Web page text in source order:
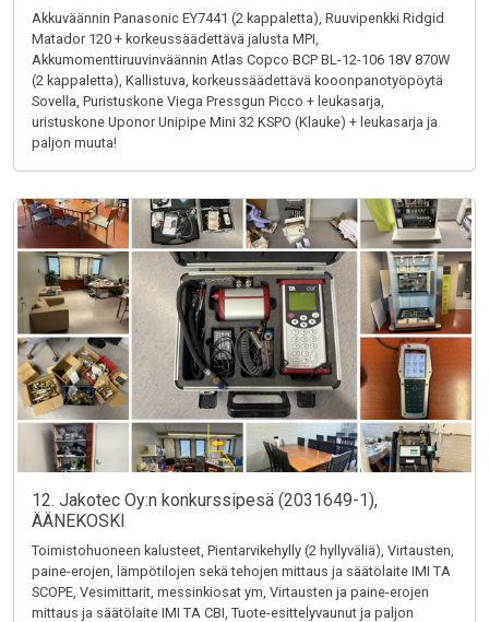
Akkuväännin Panasonic EY7441 (2 kappaletta), Ruuvipenkki Ridgid
Matador 120 + korkeussäädettävä jalusta MPI,
Akkumomenttiruuvinväännin Atlas Copco BCP BL-12-106 18V 870W
(2 kappaletta), Kallistuva, korkeussäädettävä kooonpanotyöpöytä
Sovella, Puristuskone Viega Pressgun Picco + leukasarja,
uristuskone Uponor Unipipe Mini 32 KSPO (Klauke) + leukasarja ja
paljon muuta!
12. Jakotec Oy:n konkurssipesä (2031649-1),
ÄÄNEKOSKI
Toimistohuoneen kalusteet, Pientarvikehylly (2 hyllyväliä), Virtausten,
paine-erojen, lämpötilojen sekä tehojen mittaus ja säätölaite IMI TA
SCOPE, Vesimittarit, messinkiosat ym, Virtausten ja paine-erojen
mittaus ja säätölaite IMI TA CBI, Tuote-esittelyvaunut ja paljon